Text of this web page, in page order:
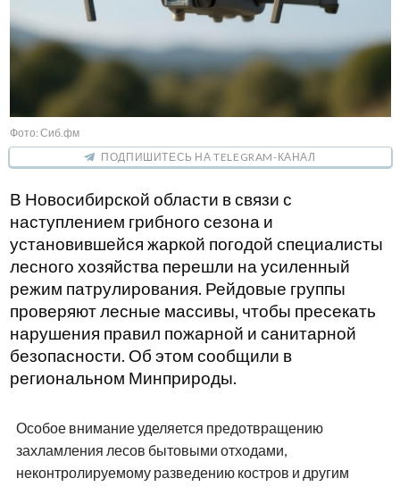
Фото: Сиб.фм
ПОДПИШИТЕСЬ НА TELEGRAM-КАНАЛ
В Новосибирской области в связи с
наступлением грибного сезона и
установившейся жаркой погодой специалисты
лесного хозяйства перешли на усиленный
режим патрулирования. Рейдовые группы
проверяют лесные массивы, чтобы пресекать
нарушения правил пожарной и санитарной
безопасности. Об этом сообщили в
региональном Минприроды.
Особое внимание уделяется предотвращению
захламления лесов бытовыми отходами,
неконтролируемому разведению костров и другим